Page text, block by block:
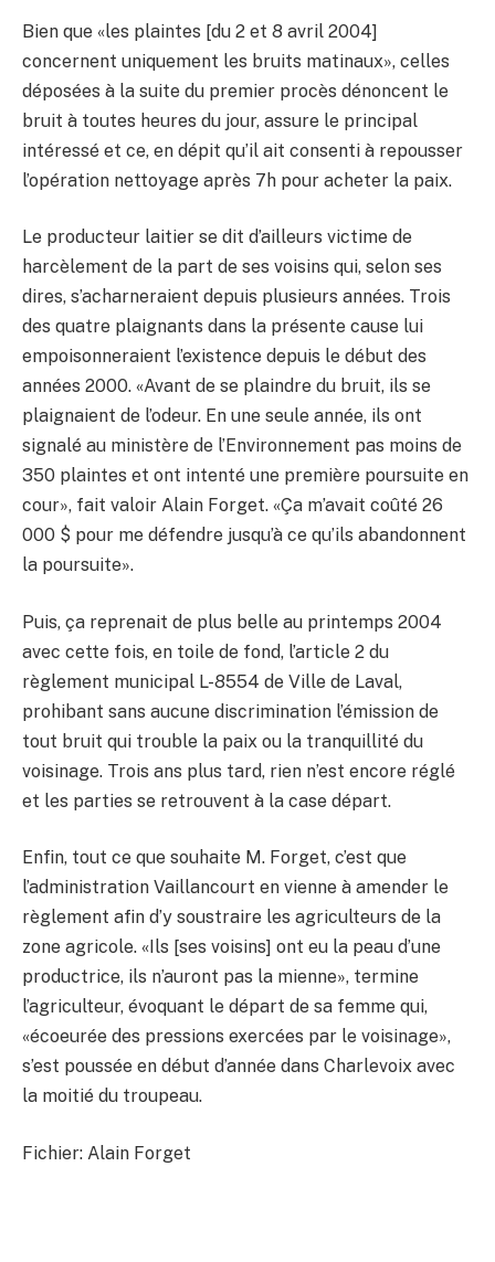
Bien que «les plaintes [du 2 et 8 avril 2004]
concernent uniquement les bruits matinaux», celles
déposées à la suite du premier procès dénoncent le
bruit à toutes heures du jour, assure le principal
intéressé et ce, en dépit qu’il ait consenti à repousser
l’opération nettoyage après 7h pour acheter la paix.
Le producteur laitier se dit d’ailleurs victime de
harcèlement de la part de ses voisins qui, selon ses
dires, s’acharneraient depuis plusieurs années. Trois
des quatre plaignants dans la présente cause lui
empoisonneraient l’existence depuis le début des
années 2000. «Avant de se plaindre du bruit, ils se
plaignaient de l’odeur. En une seule année, ils ont
signalé au ministère de l’Environnement pas moins de
350 plaintes et ont intenté une première poursuite en
cour», fait valoir Alain Forget. «Ça m’avait coûté 26
000 $ pour me défendre jusqu’à ce qu’ils abandonnent
la poursuite».
Puis, ça reprenait de plus belle au printemps 2004
avec cette fois, en toile de fond, l’article 2 du
règlement municipal L-8554 de Ville de Laval,
prohibant sans aucune discrimination l’émission de
tout bruit qui trouble la paix ou la tranquillité du
voisinage. Trois ans plus tard, rien n’est encore réglé
et les parties se retrouvent à la case départ.
Enfin, tout ce que souhaite M. Forget, c’est que
l’administration Vaillancourt en vienne à amender le
règlement afin d’y soustraire les agriculteurs de la
zone agricole. «Ils [ses voisins] ont eu la peau d’une
productrice, ils n’auront pas la mienne», termine
l’agriculteur, évoquant le départ de sa femme qui,
«écoeurée des pressions exercées par le voisinage»,
s’est poussée en début d’année dans Charlevoix avec
la moitié du troupeau.
Fichier: Alain Forget